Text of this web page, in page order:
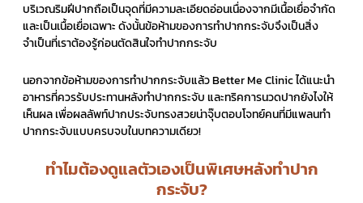
บริเวณริมฝีปากถือเป็นจุดที่มีความละเอียดอ่อนเนื่องจากมีเนื้อเยื่อจำกัด
และเป็นเนื้อเยื่อเฉพาะ ดังนั้นข้อห้ามของการทำปากกระจับจึงเป็นสิ่ง
จำเป็นที่เราต้องรู้ก่อนตัดสินใจทำปากกระจับ
นอกจากข้อห้ามของการทำปากกระจับแล้ว Better Me Clinic ได้แนะนำ
อาหารที่ควรรับประทานหลังทำปากกระจับ และทริคการนวดปากยังไงให้
เห็นผล เพื่อผลลัพท์ปากประจับทรงสวยน่าจุ๊บตอบโจทย์คนที่มีแพลนทำ
ปากกระจับแบบครบจบในบทความเดียว!
ทำไมต้องดูแลตัวเองเป็นพิเศษหลังทำปาก
กระจับ?